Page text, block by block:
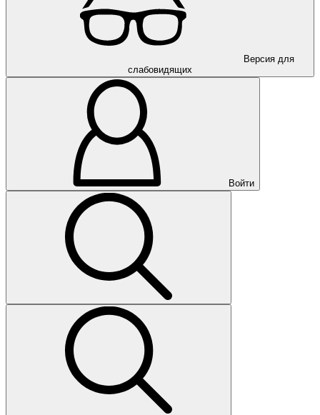
Версия для
слабовидящих
Войти